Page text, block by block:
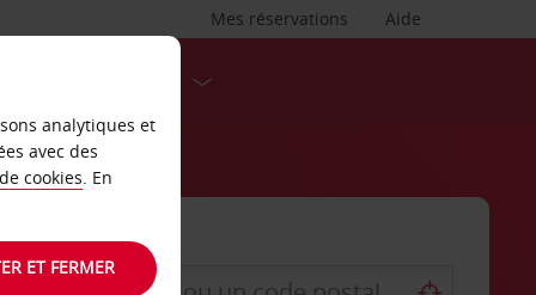
Aide
Mes réservations
analytiques et
avec des
cookies. En
ET FERMER